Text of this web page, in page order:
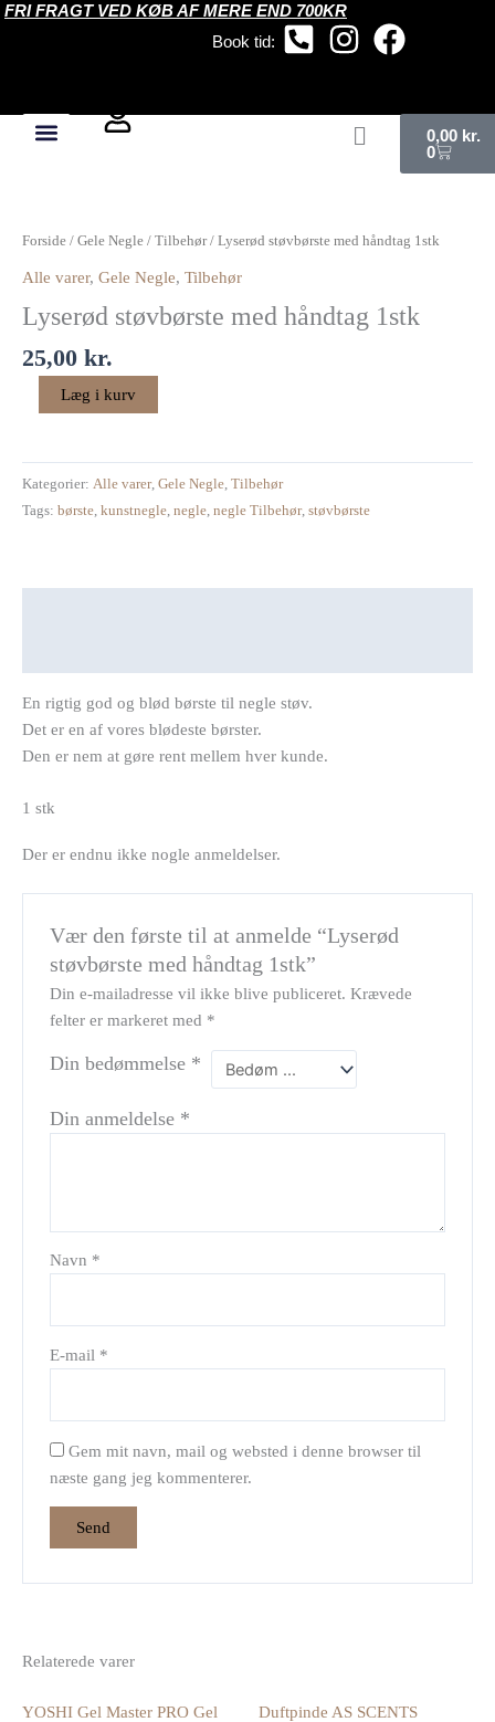
Gå
Book tid:
FRI FRAGT VED KØB AF MERE END 700KR
0,00 kr.
0
Forside / Gele Negle / Tilbehør/ Lyserød støvbørste med håndtag 1stk
Alle varer, Gele Negle, Tilbehør
Lyserød støvbørste med håndtag 1stk
25,00 kr.
støvbørste
håndtag
1stk
Læg i kurv
Kategorier: Alle varer, Gele Negle Tilbehør
Tags: børste kunstnegle negle negle Tilbehør, støvbørste
En rigtig god og blød børste til negle støv.
Det er en af vores blødeste børster.
Den er nem at gøre rent mellem hver kunde.
1 stk
Der er endnu ikke nogle anmeldelser.
Vær den første til at anmelde “Lyserød
støvbørste med håndtag 1stk”
Din e-mailadresse vil ikke blive publiceret. Krævede
felter er markeret med *
Din bedømmelse *
Din anmeldelse *
Navn *
E-mail *
Gem mit navn, mail og websted i denne browser til
næste gang jeg kommenterer.
Relaterede varer
YOSHI Gel Master PRO Gel
Duftpinde AS SCENTS